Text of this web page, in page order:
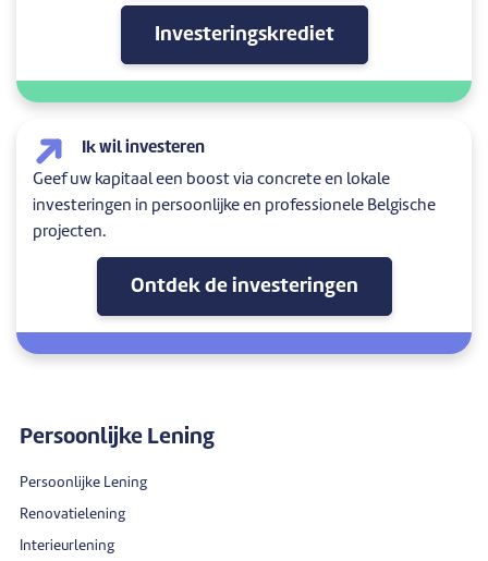
Investeringskrediet
Ik wil investeren
Geef uw kapitaal een boost via concrete en lokale
investeringen in persoonlijke en professionele Belgische
projecten.
Ontdek de investeringen
Persoonlijke Lening
Persoonlijke Lening
Renovatielening
Interieurlening